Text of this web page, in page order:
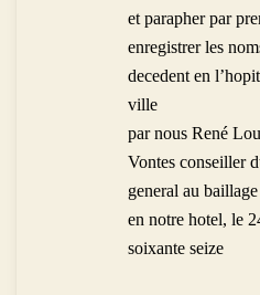
et parapher par
enregistrer les
decedent en
ville
par nous René
Vontes conseiller
general au
en notre hotel, le
soixante seize